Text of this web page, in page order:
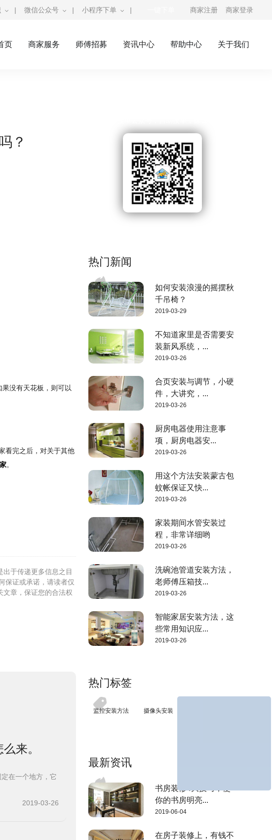
| 微信公众号 | 小程序下单 | 商家注册 商家登录
页 商家服务 师傅招募 资讯中心 帮助中心 关于我们
？
没有天花板，则可以
看完之后，对关于其他
。
于传递更多信息之目
保证或承诺，请读者仅
文章，保证您的合法权
来。
在一个地方，它
2019-03-26
热门新闻
如何安装浪漫的摇摆秋
千吊椅？
2019-03-29
不知道家里是否需要安
装新风系统，...
2019-03-26
合页安装与调节，小硬
件，大讲究，...
2019-03-26
厨房电器使用注意事
项，厨房电器安...
2019-03-26
用这个方法安装蒙古包
蚊帐保证又快...
2019-03-26
家装期间水管安装过
程，非常详细哟
2019-03-26
洗碗池管道安装方法，
老师傅压箱技...
2019-03-26
智能家居安装方法，这
些常用知识应...
2019-03-26
热门标签
监控安装方法 摄像头安装
最新资讯
书房装修4大技巧，使
你的书房明亮...
2019-06-04
在房子装修上，有钱不